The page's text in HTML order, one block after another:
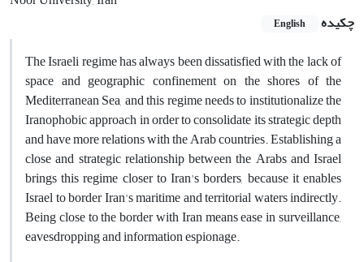
چکیده
English
The Israeli regime has always been dissatisfied with the lack of
space and geographic confinement on the shores of the
Mediterranean Sea, and this regime needs to institutionalize the
Iranophobic approach in order to consolidate its strategic depth
and have more relations with the Arab countries. Establishing a
close and strategic relationship between the Arabs and Israel
brings this regime closer to Iran's borders, because it enables
Israel to border Iran's maritime and territorial waters indirectly.
Being close to the border with Iran means ease in surveillance,
eavesdropping and information espionage.